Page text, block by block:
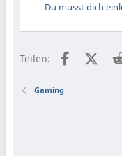
Du musst dich
Teilen: Facebook
X
Gaming